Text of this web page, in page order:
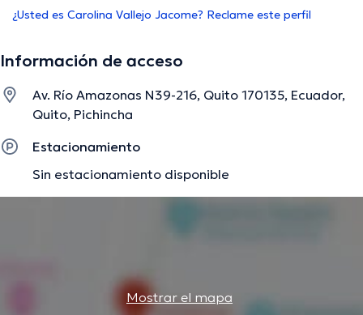
¿Usted es Carolina Vallejo Jacome? Reclame este perfil
Información de acceso
Av. Río Amazonas N39-216, Quito 170135, Ecuador,
Quito, Pichincha
Estacionamiento
Sin estacionamiento disponible
Mostrar el mapa